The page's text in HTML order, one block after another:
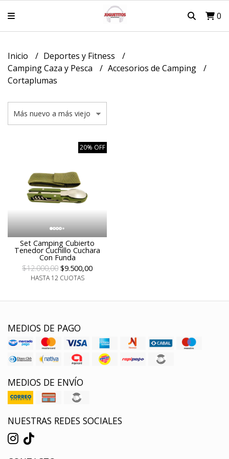
0
Inicio
Deportes y Fitness
Camping Caza y Pesca
Accesorios de Camping
Cortaplumas
20% OFF
Set Camping Cubierto
Tenedor Cuchillo Cuchara
Con Funda
$12.000,00 $9.500,00
HASTA 12 CUOTAS
MEDIOS DE PAGO
MEDIOS DE ENVÍO
NUESTRAS REDES SOCIALES